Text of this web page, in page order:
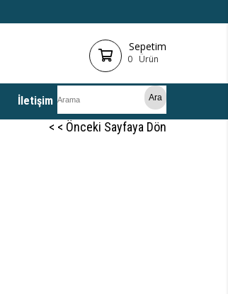
Sepetim
0 Ürün
İletişim
< < Önceki Sayfaya Dön